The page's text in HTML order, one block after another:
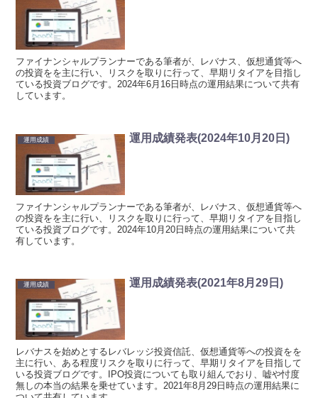
ファイナンシャルプランナーである筆者が、レバナス、仮想通貨等へ
の投資をを主に行い、リスクを取りに行って、早期リタイアを目指し
ている投資ブログです。2024年6月16日時点の運用結果について共有
しています。
運用成績 運用成績発表(2024年10月20日)
ファイナンシャルプランナーである筆者が、レバナス、仮想通貨等へ
の投資をを主に行い、リスクを取りに行って、早期リタイアを目指し
ている投資ブログです。2024年10月20日時点の運用結果について共
有しています。
運用成績 運用成績発表(2021年8月29日)
レバナスを始めとするレバレッジ投資信託、仮想通貨等への投資をを
主に行い、ある程度リスクを取りに行って、早期リタイアを目指して
いる投資ブログです。IPO投資についても取り組んでおり、嘘や忖度
無しの本当の結果を乗せています。2021年8月29日時点の運用結果に